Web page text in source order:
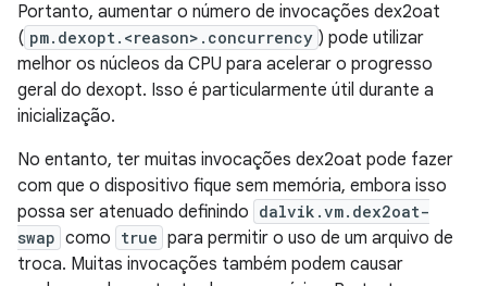
Portanto, aumentar o número de invocações dex2oat
( pm.dexopt.<reason>.concurrency ) pode utilizar
melhor os núcleos da CPU para acelerar o progresso
geral do dexopt. Isso é particularmente útil durante a
inicialização.
No entanto, ter muitas invocações dex2oat pode fazer
com que o dispositivo fique sem memória, embora isso
possa ser atenuado definindo dalvik.vm.dex2oat-
swap como true para permitir o uso de um arquivo de
troca. Muitas invocações também podem causar